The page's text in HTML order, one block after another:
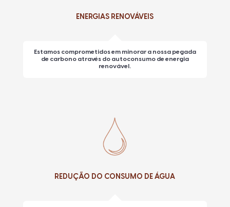
ENERGIAS RENOVÁVEIS
Estamos comprometidos em minorar a nossa pegada
de carbono através do autoconsumo de energia
renovável.
REDUÇÃO DO CONSUMO DE ÁGUA